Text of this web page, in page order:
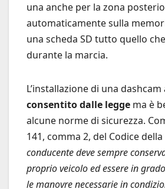
una anche per la zona
automaticamente sulla
una scheda SD tutto quello
durante la marcia.
L’installazione di una
consentito dalle legge ma è
alcune norme di sicurezza.
141, comma 2, del Codice
conducente deve sempre
proprio veicolo ed essere in
le manovre necessarie in